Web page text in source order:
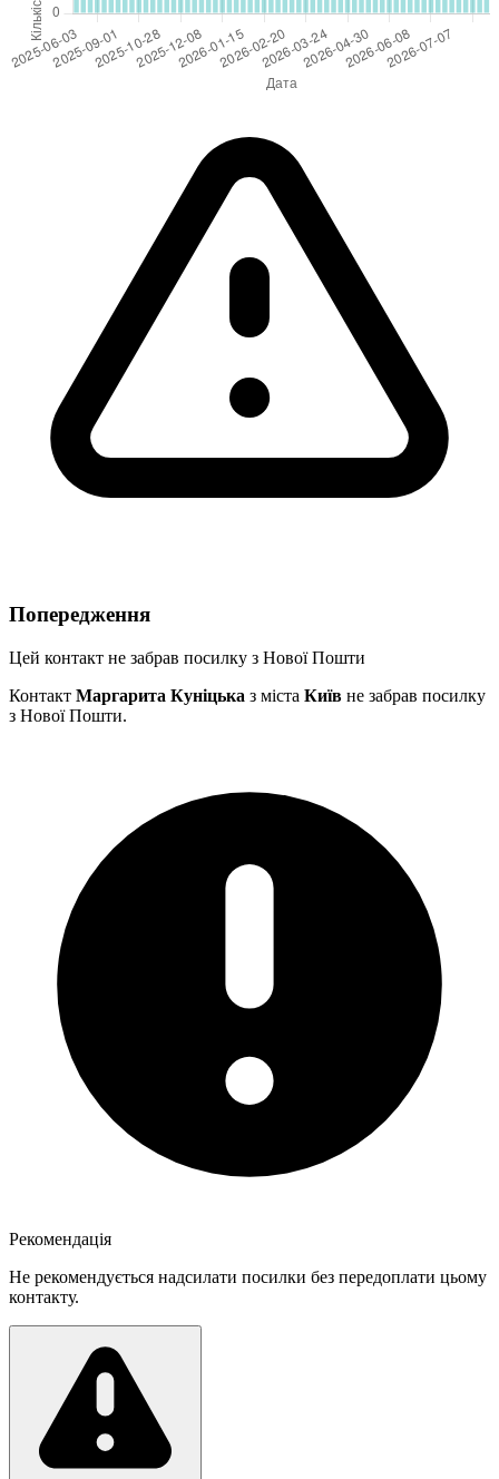
Попередження
Цей контакт не забрав посилку з Нової Пошти
Контакт Маргарита Куніцька з міста Київ не забрав посилку
з Нової Пошти.
Рекомендація
Не рекомендується надсилати посилки без передоплати цьому
контакту.